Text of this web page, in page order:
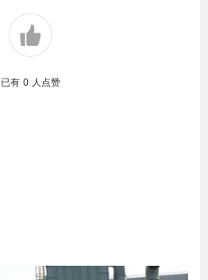
已有 0 人点赞